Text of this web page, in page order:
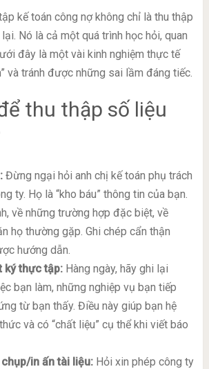
kế toán công nợ không chỉ là thu thập
Nó là cả một quá trình học hỏi, quan
đây là một vài kinh nghiệm thực tế
và tránh được những sai lầm đáng tiếc.
thu thập số liệu
Đừng ngại hỏi anh chị kế toán phụ trách
ty. Họ là “kho báu” thông tin của bạn.
về những trường hợp đặc biệt, về
họ thường gặp. Ghi chép cẩn thận
hướng dẫn.
ký thực tập:Hàng ngày, hãy ghi lại
bạn làm, những nghiệp vụ bạn tiếp
từ bạn thấy. Điều này giúp bạn hệ
và có “chất liệu” cụ thể khi viết báo
in ấn tài liệu:Hỏi xin phép công ty